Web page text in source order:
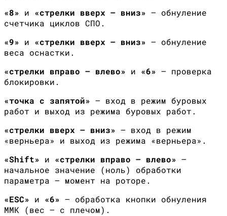
«8» и «стрелки вверх — вниз» — обнуление
счетчика циклов СПО.
«9» и «стрелки вверх — вниз» — обнуление
веса оснастки.
«стрелки вправо — влево» и «6» — проверка
блокировки.
«точка с запятой» — вход в режим буровых
работ и выход из режима буровых работ.
«стрелки вверх — вниз» — вход в режим
«верньера» и выход из режима «верньера».
«Shift» и «стрелки вправо — влево» —
начальное значение (ноль) обработки
параметра — момент на роторе.
«ESC» и «6» — обработка кнопки обнуления
ММК (вес – с плечом).